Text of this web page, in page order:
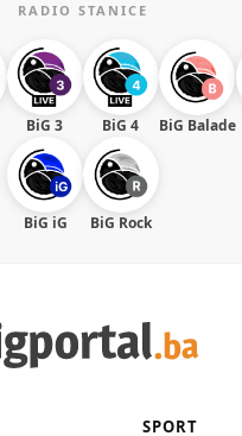
RADIO STANICE
BiG 3 BiG 4 BiG Balade
BiG iG BiG Rock
SPORT